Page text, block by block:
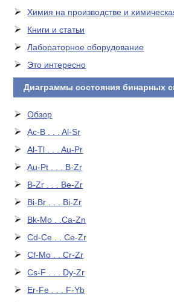
Химия на производстве и
Книги и статьи
Лабораторное оборудование
Это интересно
Диаграммы состояния бинарных
Обзор
Ac-B . . . Al-Sr
Al-Tl . . . Au-Pr
Au-Pt . . . B-Zr
B-Zr . . . Be-Zr
Bi-Br . . . Bi-Zr
Bk-Mo . .Ca-Zn
Cd-Ce . . Ce-Zr
Cf-Mo . . Cr-Zr
Cs-F . . . Dy-Zr
Er-Fe . . . F-Yb